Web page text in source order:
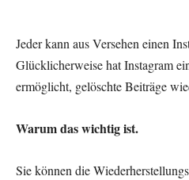
Jeder kann aus Versehen einen
Glücklicherweise hat Instagram
ermöglicht, gelöschte Beiträge
Warum das wichtig ist.
Sie können die